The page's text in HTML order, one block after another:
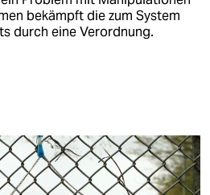
bekämpft die zum System
durch eine Verordnung.